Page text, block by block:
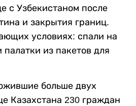
с Узбекистаном после
и закрытия границ.
условиях: спали на
палатки из пакетов для
больше двух
Казахстана 230 граждан